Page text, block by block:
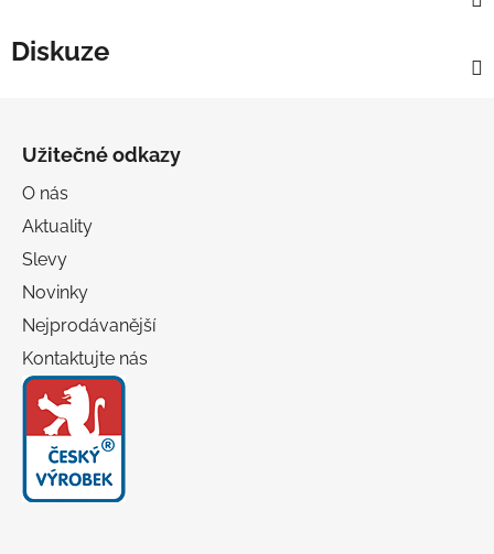
Diskuze
Užitečné odkazy
O nás
Aktuality
Slevy
Novinky
Nejprodávanější
Kontaktujte nás